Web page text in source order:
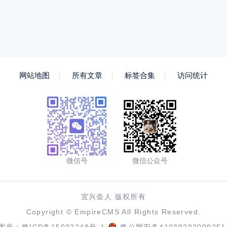
网站地图 所有文章 标签合集 访问统计
微信号 微信公众号
宜兴壶人 版权所有
Copyright © EmpireCMS All Rights Reserved.